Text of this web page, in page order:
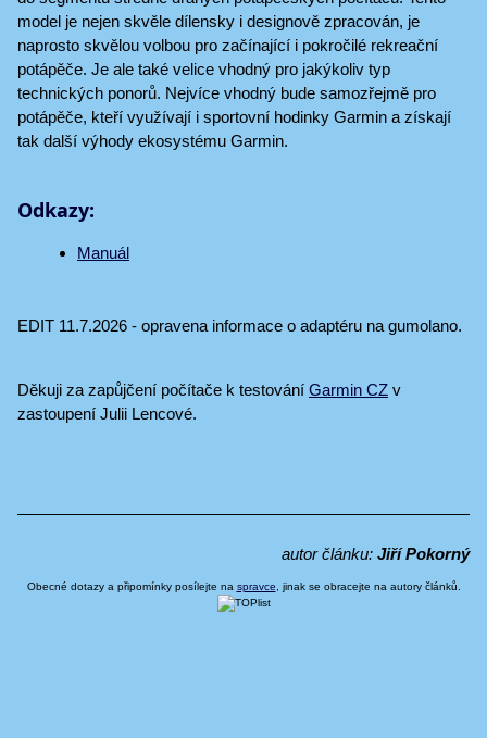
model je nejen skvěle dílensky i designově zpracován, je
naprosto skvělou volbou pro začínající i pokročilé rekreační
potápěče. Je ale také velice vhodný pro jakýkoliv typ
technických ponorů. Nejvíce vhodný bude samozřejmě pro
potápěče, kteří využívají i sportovní hodinky Garmin a získají
tak další výhody ekosystému Garmin.
Odkazy:
Manuál
EDIT 11.7.2026 - opravena informace o adaptéru na gumolano.
Děkuji za zapůjčení počítače k testování Garmin CZ v
zastoupení Julii Lencové.
autor článku: Jiří Pokorný
Obecné dotazy a připomínky posílejte na spravce , jinak se obracejte na autory článků.